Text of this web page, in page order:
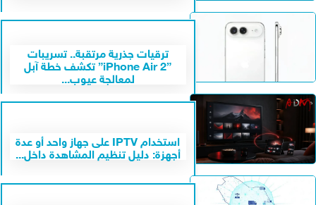
ترقيات جذرية مرتقبة.. تسريبات
”iPhone Air 2” تكشف خطة آبل
لمعالجة عيوب...
استخدام IPTV على جهاز واحد أو عدة
أجهزة: دليل تنظيم المشاهدة داخل...